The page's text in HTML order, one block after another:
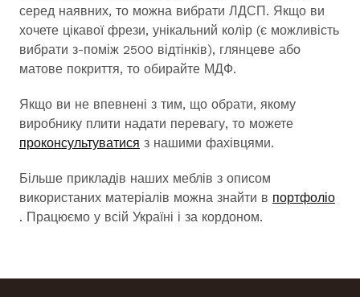
серед наявних, то можна вибрати ЛДСП. Якщо ви
хочете цікавої фрези, унікальний колір (є можливість
вибрати з-поміж 2500 відтінків), глянцеве або
матове покриття, то обирайте МДФ.
Якщо ви не впевнені з тим, що обрати, якому
виробнику плити надати перевагу, то можете
проконсультуватися з нашими фахівцями.
Більше прикладів наших меблів з описом
використаних матеріалів можна знайти в портфоліо
. Працюємо у всій Україні і за кордоном.